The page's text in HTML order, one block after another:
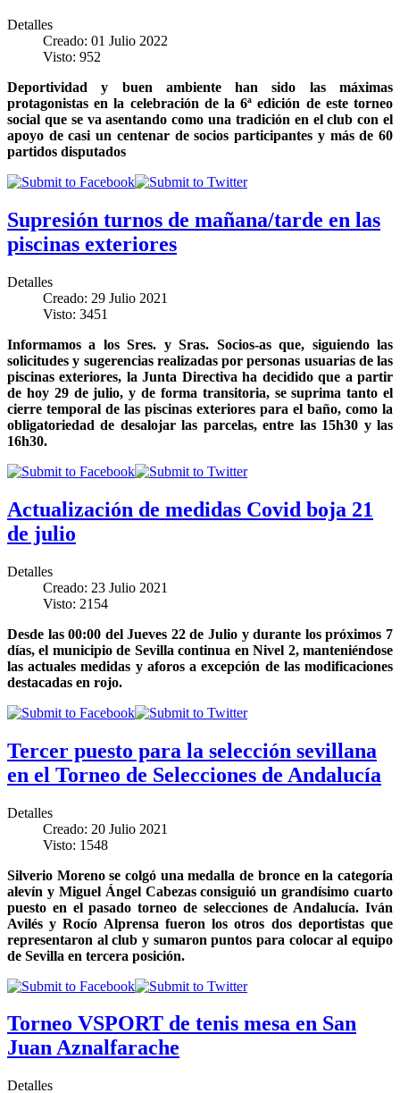
Detalles
Creado: 01 Julio 2022
Visto: 952
Deportividad y buen ambiente han sido las máximas
protagonistas en la celebración de la 6ª edición de este torneo
social que se va asentando como una tradición en el club con el
apoyo de casi un centenar de socios participantes y más de 60
partidos disputados
Supresión turnos de mañana/tarde en las
piscinas exteriores
Detalles
Creado: 29 Julio 2021
Visto: 3451
Informamos a los Sres. y Sras. Socios-as que, siguiendo las
solicitudes y sugerencias realizadas por personas usuarias de las
piscinas exteriores, la Junta Directiva ha decidido que a partir
de hoy 29 de julio, y de forma transitoria, se suprima tanto el
cierre temporal de las piscinas exteriores para el baño, como la
obligatoriedad de desalojar las parcelas, entre las 15h30 y las
16h30.
Actualización de medidas Covid boja 21
de julio
Detalles
Creado: 23 Julio 2021
Visto: 2154
Desde las 00:00 del Jueves 22 de Julio y durante los próximos 7
días, el municipio de Sevilla continua en Nivel 2, manteniéndose
las actuales medidas y aforos a excepción de las modificaciones
destacadas en rojo.
Tercer puesto para la selección sevillana
en el Torneo de Selecciones de Andalucía
Detalles
Creado: 20 Julio 2021
Visto: 1548
Silverio Moreno se colgó una medalla de bronce en la categoría
alevín y Miguel Ángel Cabezas consiguió un grandísimo cuarto
puesto en el pasado torneo de selecciones de Andalucía. Iván
Avilés y Rocío Alprensa fueron los otros dos deportistas que
representaron al club y sumaron puntos para colocar al equipo
de Sevilla en tercera posición.
Torneo VSPORT de tenis mesa en San
Juan Aznalfarache
Detalles